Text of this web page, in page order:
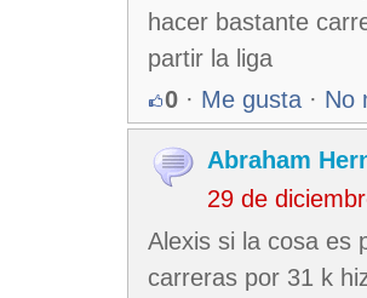
hacer bastante
partir la liga
0 · Me gusta · No
Abraham
29 de
Alexis si la cosa es
carreras por 31 k